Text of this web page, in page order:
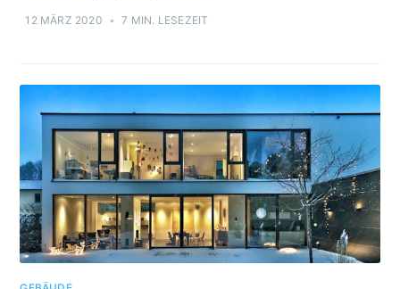
12 MÄRZ 2020 • 7 MIN. LESEZEIT